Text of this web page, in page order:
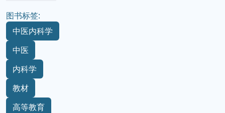
图书标签:
中医内科学
中医
内科学
教材
高等教育